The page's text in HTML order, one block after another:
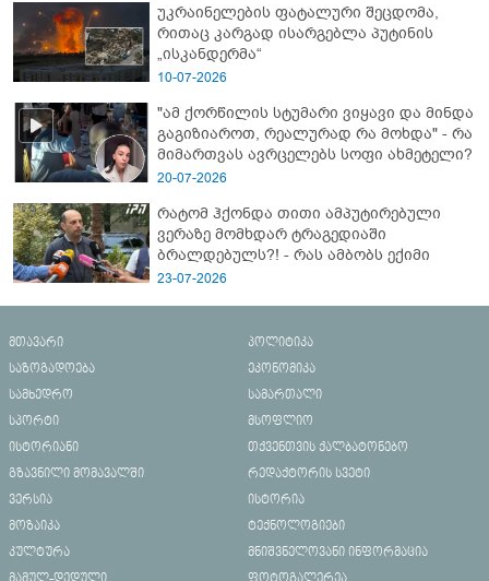
უკრაინელების ფატალური შეცდომა,
რითაც კარგად ისარგებლა პუტინის
„ისკანდერმა“
10-07-2026
"ამ ქორწილის სტუმარი ვიყავი და მინდა
გაგიზიაროთ, რეალურად რა მოხდა" - რა
მიმართვას ავრცელებს სოფი ახმეტელი?
20-07-2026
რატომ ჰქონდა თითი ამპუტირებული
ვერაზე მომხდარ ტრაგედიაში
ბრალდებულს?! - რას ამბობს ექიმი
23-07-2026
მთავარი
პოლიტიკა
საზოგადოება
ეკონომიკა
სამხედრო
სამართალი
სპორტი
მსოფლიო
ისტორიანი
თქვენთვის ქალბატონებო
გზავნილი მომავალში
რედაქტორის სვეტი
ვერსია
ისტორია
მოზაიკა
ტექნოლოგიები
კულტურა
მნიშვნელოვანი ინფორმაცია